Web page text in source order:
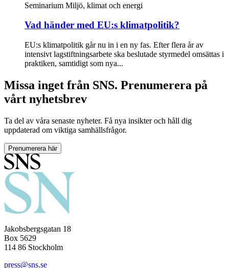
Seminarium Miljö, klimat och energi
Vad händer med EU:s klimatpolitik?
EU:s klimatpolitik går nu in i en ny fas. Efter flera år av
intensivt lagstiftningsarbete ska beslutade styrmedel omsättas i
praktiken, samtidigt som nya...
Missa inget från SNS. Prenumerera på
vårt nyhetsbrev
Ta del av våra senaste nyheter. Få nya insikter och håll dig
uppdaterad om viktiga samhällsfrågor.
Prenumerera här
Jakobsbergsgatan 18
Box 5629
114 86 Stockholm
press@sns.se